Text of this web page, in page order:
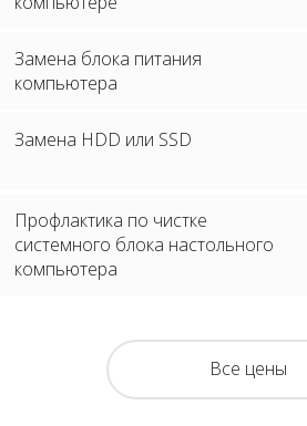
Замена блока питания
компьютера
Замена HDD или SSD
Профлактика по чистке
системного блока настольного
компьютера
Все цены